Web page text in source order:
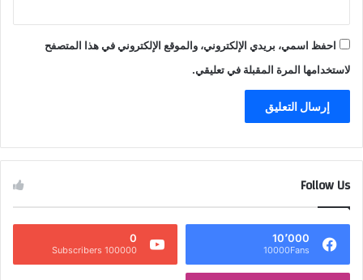
احفظ اسمي، بريدي الإلكتروني، والموقع الإلكتروني في هذا المتصفح
لاستخدامها المرة المقبلة في تعليقي.
Follow Us
10٬000
10000Fans
0
100000 Subscribers